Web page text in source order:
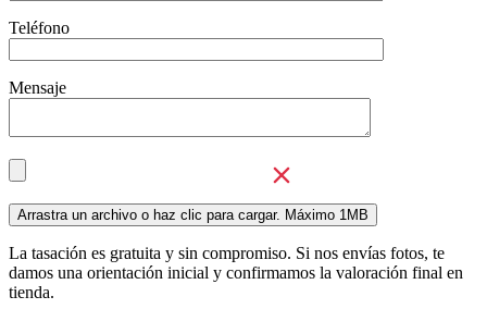
Teléfono
Mensaje
La tasación es gratuita y sin compromiso. Si nos envías fotos, te
damos una orientación inicial y confirmamos la valoración final en
tienda.